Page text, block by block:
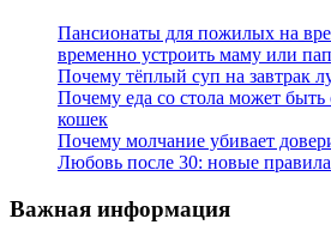
Пансионаты для пожилых на
временно устроить маму или
Почему тёплый суп на завтрак
Почему еда со стола может быть
кошек
Почему молчание убивает
Любовь после 30: новые
Важная информация